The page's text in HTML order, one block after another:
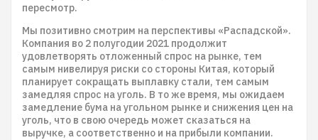
пересмотр.
Мы позитивно смотрим на перспективы «Распадской».
Компания во 2 полугодии 2021 продолжит
удовлетворять отложенный спрос на рынке, тем
самым нивелируя риски со стороны Китая, который
планирует сокращать выплавку стали, тем самым
замедляя спрос на уголь. В то же время, мы ожидаем
замедление бума на угольном рынке и снижения цен на
уголь, что в свою очередь может сказаться на
выручке, а соответственно и на прибыли компании.